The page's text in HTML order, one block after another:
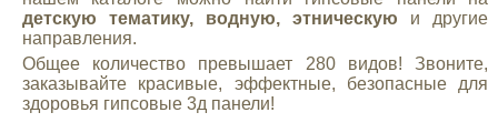
детскую тематику, водную, этническую и другие
направления.
Общее количество превышает 280 видов! Звоните,
заказывайте красивые, эффектные, безопасные для
здоровья гипсовые 3д панели!